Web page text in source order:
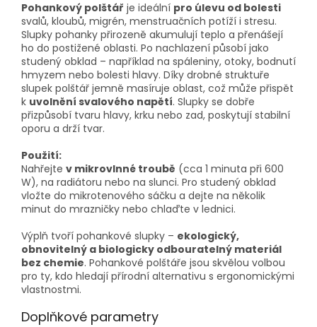
Pohankový polštář je ideální pro úlevu od bolesti
svalů, kloubů, migrén, menstruačních potíží i stresu.
Slupky pohanky přirozeně akumulují teplo a přenášejí
ho do postižené oblasti. Po nachlazení působí jako
studený obklad – například na spáleniny, otoky, bodnutí
hmyzem nebo bolesti hlavy. Díky drobné struktuře
slupek polštář jemně masíruje oblast, což může přispět
k uvolnění svalového napětí. Slupky se dobře
přizpůsobí tvaru hlavy, krku nebo zad, poskytují stabilní
oporu a drží tvar.
Použití:
Nahřejte v mikrovlnné troubě (cca 1 minuta při 600
W), na radiátoru nebo na slunci. Pro studený obklad
vložte do mikrotenového sáčku a dejte na několik
minut do mrazničky nebo chlaďte v lednici.
Výplň tvoří pohankové slupky – ekologický,
obnovitelný a biologicky odbouratelný materiál
bez chemie. Pohankové polštáře jsou skvělou volbou
pro ty, kdo hledají přírodní alternativu s ergonomickými
vlastnostmi.
Doplňkové parametry